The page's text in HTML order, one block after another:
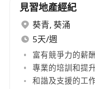
見習地產經紀
葵青, 葵涌
5天/週
富有競爭力的薪
專業的培訓和提
和諧及支援的工